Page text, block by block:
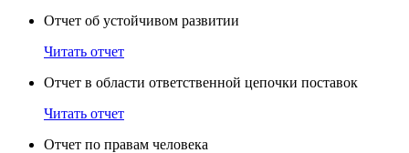
Отчет об устойчивом развитии
Читать отчет
Отчет в области ответственной цепочки поставок
Читать отчет
Отчет по правам человека